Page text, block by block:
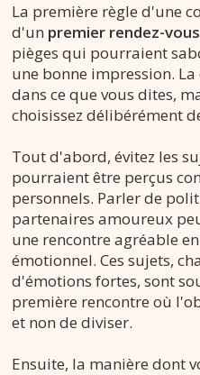
La première règle d'une
d'un premier rendez-vous
pièges qui pourraient
une bonne impression.
dans ce que vous dites,
choisissez délibérément
Tout d'abord, évitez les
pourraient être perçus
personnels. Parler de
partenaires amoureux
une rencontre agréable
émotionnel. Ces sujets,
d'émotions fortes, sont
première rencontre où
et non de diviser.
Ensuite, la manière dont